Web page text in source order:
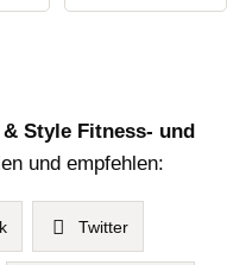
& Style Fitness- und
und empfehlen:
Twitter